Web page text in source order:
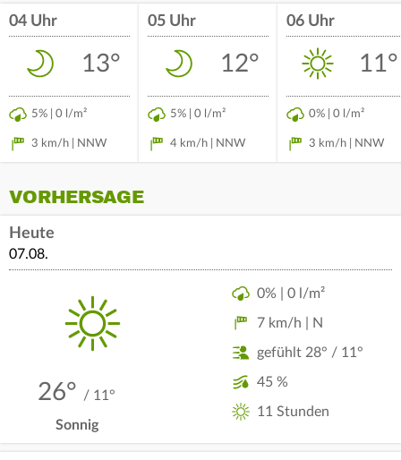
04 Uhr
13°
5% | 0 l/m²
3 km/h | NNW
05 Uhr
12°
5% | 0 l/m²
4 km/h | NNW
06 Uhr
11°
0% | 0 l/m²
3 km/h | NNW
VORHERSAGE
Heute
07.08.
26° / 11°
Sonnig
0% | 0 l/m²
7 km/h | N
gefühlt 28° / 11°
45 %
11 Stunden